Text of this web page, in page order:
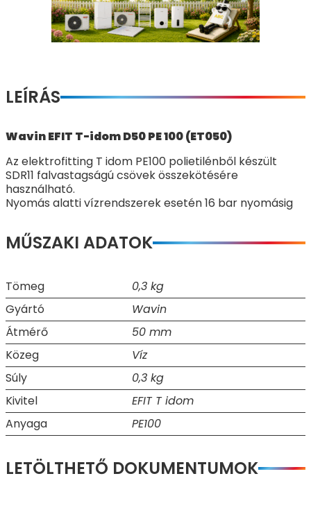
LEÍRÁS
Wavin EFIT T-idom D50 PE 100 (ET050)
Az elektrofitting T idom PE100 polietilénből készült
SDR11 falvastagságú csövek összekötésére
használható.
Nyomás alatti vízrendszerek esetén 16 bar nyomásig
MŰSZAKI ADATOK
Tömeg
0,3 kg
Gyártó
Wavin
Átmérő
50 mm
Közeg
Víz
Súly
0,3 kg
Kivitel
EFIT T idom
Anyaga
PE100
LETÖLTHETŐ DOKUMENTUMOK